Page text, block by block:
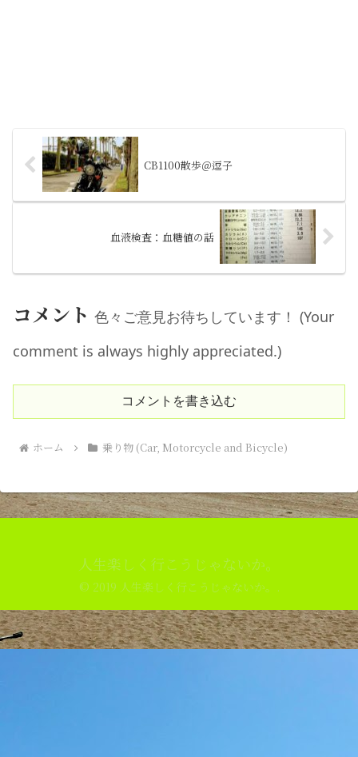
CB1100散歩＠逗子
血液検査：血糖値の話
コメント 色々ご意見お待ちしています！ (Your
comment is always highly appreciated.)
コメントを書き込む
ホーム 乗り物 (Car, Motorcycle and Bicycle)
人生楽しく行こうじゃないか。
© 2019 人生楽しく行こうじゃないか。.